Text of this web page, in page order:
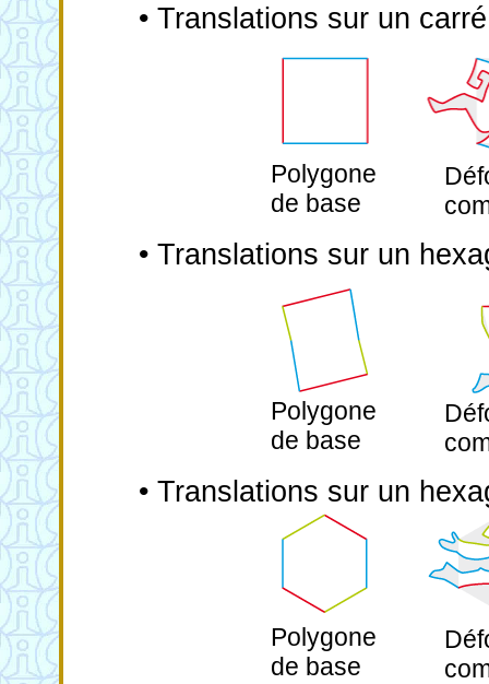
• Translations sur un
Polygone
de base
• Translations sur un
Polygone
de base
• Translations sur un
Polygone
de base